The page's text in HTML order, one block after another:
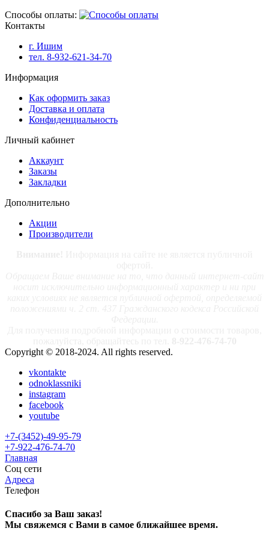
Способы оплаты:
Контакты
г. Ишим
тел. 8-932-621-34-70
Информация
Как оформить заказ
Доставка и оплата
Конфиденциальность
Личный кабинет
Аккаунт
Заказы
Закладки
Дополнительно
Акции
Производители
Copyright © 2018-2024. All rights reserved.
vkontakte
odnoklassniki
instagram
facebook
youtube
+7-(3452)-49-95-79
+7-922-476-74-70
Главная
Соц сети
Адреса
Телефон
Спасибо за Ваш заказ!
Мы свяжемся с Вами в самое ближайшее время.